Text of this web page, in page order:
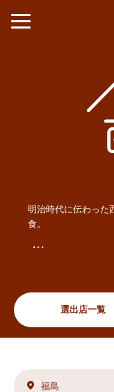
明治時代に伝わった
食。
・・・
選出店一覧
福島